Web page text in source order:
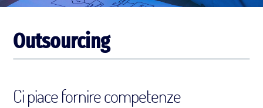
Outsourcing
Ci piace fornire competenze